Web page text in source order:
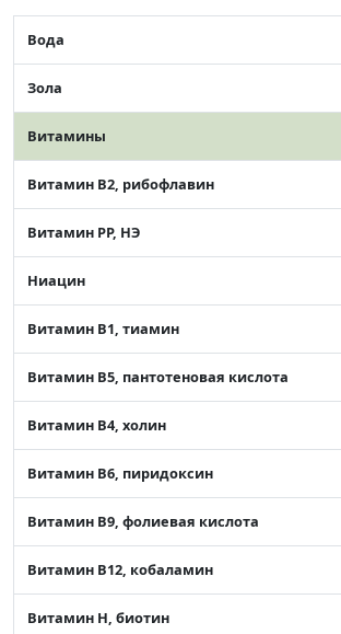
Вода
Зола
Витамины
Витамин В2, рибофлавин
Витамин РР, НЭ
Ниацин
Витамин В1, тиамин
Витамин В5, пантотеновая кислота
Витамин В4, холин
Витамин В6, пиридоксин
Витамин В9, фолиевая кислота
Витамин В12, кобаламин
Витамин Н, биотин